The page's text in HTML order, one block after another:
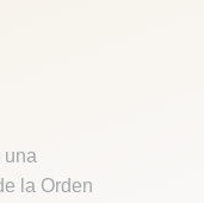
una
la Orden